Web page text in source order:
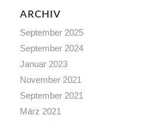
ARCHIV
September 2025
September 2024
Januar 2023
November 2021
September 2021
März 2021